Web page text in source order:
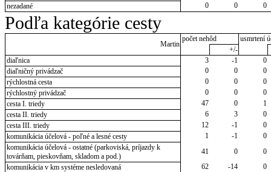
nezadané
0 0 0
Podľa kategórie cesty
Martin
počet nehôd
usmrtení
+/-
diaľnica
3 -1
0
diaľničný privádzač
0 0
0
rýchlostná cesta
0 0
0
rýchlostný privádzač
0 0
0
cesta I. triedy
47 0
1
cesta II. triedy
6 3
0
cesta III. triedy
12 -1
0
komunikácia účelová - poľné a lesné cesty
1 -1
0
komunikácia účelová - ostatné (parkoviská, príjazdy k
továrňam, pieskovňam, skladom a pod.)
41 0
0
komunikácia v km systéme nesledovaná
62 -14
0